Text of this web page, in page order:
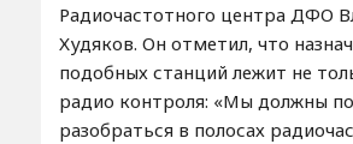
Радиочастотного центра ДФО
Худяков. Он отметил, что
подобных станций лежит не
радио контроля: «Мы должны
разобраться в полосах